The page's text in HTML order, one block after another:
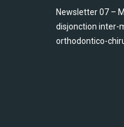
Newsletter 07 –
disjonction inter-
orthodontico-